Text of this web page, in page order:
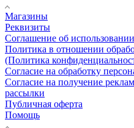
Магазины
Реквизиты
Соглашение об использовании
Политика в отношении
(Политика
Согласие на обработку
Согласие на получение
рассылки
Публичная оферта
Помощь